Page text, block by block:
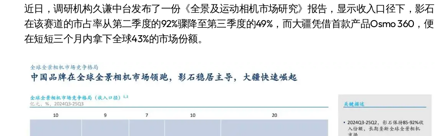
Windows 11家庭版和专业版，选错真的会后悔吗？
你的U盘格式对了吗？详解exFAT和NTFS的终极对决
轻到忽略不计 大疆Mini 2S内录实测，值不值得冲？
从“卖电视”到“定规则”：海信拿下RGB-Mini LED全球话语权
对不起胖东来，我先不学了——永辉的“休克疗法”宣告暂停
近日，调研机构久谦中台发布了一份《全景及运动相机市场研究》报告，显示收入口径下，影石
在该赛道的市占率从第二季度的92%骤降至第三季度的49%，而大疆凭借首款产品Osmo 360，便
在短短三个月内拿下全球43%的市场份额。